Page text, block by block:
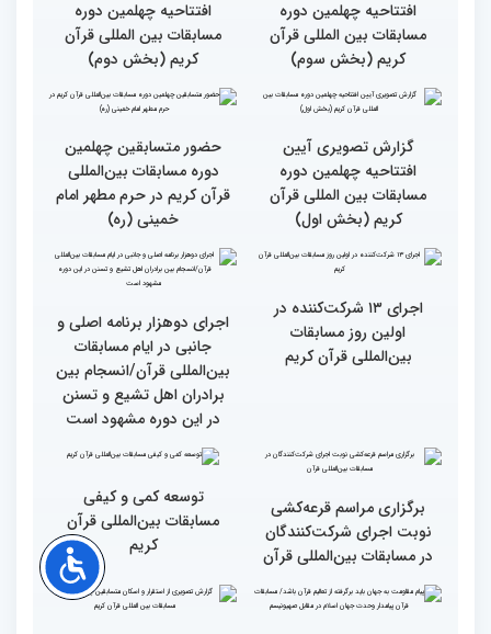
گزارش تصویری آیین
افتتاحیه چهلمین دوره
مسابقات بین المللی قرآن
کریم (بخش سوم)
گزارش تصویری آیین
افتتاحیه چهلمین دوره
مسابقات بین المللی قرآن
کریم (بخش دوم)
گزارش تصویری آیین
افتتاحیه چهلمین دوره
مسابقات بین المللی قرآن
کریم (بخش اول)
حضور متسابقین چهلمین
دوره مسابقات بین‌المللی
قرآن کریم در حرم مطهر امام
اجرای دوهزار برنامه اصلی و
جانبی در ایام مسابقات
بین‌المللی قرآن/انسجام بین
در این دوره مشهود است
برگزاری مراسم قرعه‌‌کشی
نوبت اجرای شرکت‌کنندگان
توسعه کمی و کیفی
مسابقات بین‌المللی قرآن